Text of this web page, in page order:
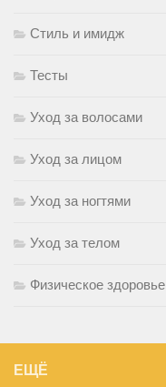
Стиль и имидж
Тесты
Уход за волосами
Уход за лицом
Уход за ногтями
Уход за телом
Физическое здоровье
ЕЩЁ